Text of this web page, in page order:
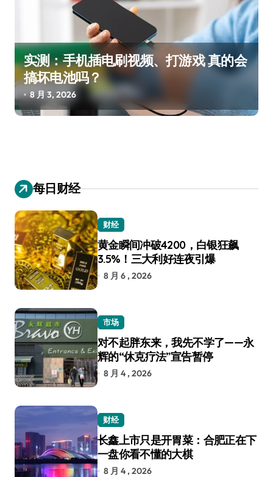
实测：手机插电刷视频、打游戏 真的会
搞坏电池吗？
8 月 3, 2026
每日财经
财经
黄金瞬间冲破4200，白银狂飙
3.5%！三大利好连夜引爆
8 月 6 , 2026
市场
对不起胖东来，我先不学了——永
辉的“休克疗法”宣告暂停
8 月 4 , 2026
财经
长鑫上市只是开胃菜：合肥正在下
一盘你看不懂的大棋
8 月 4 , 2026